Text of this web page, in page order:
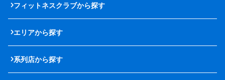
フィットネスクラブから探す
エリアから探す
系列店から探す